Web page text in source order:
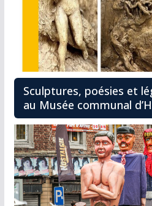
Sculptures, poésies et
au Musée communal